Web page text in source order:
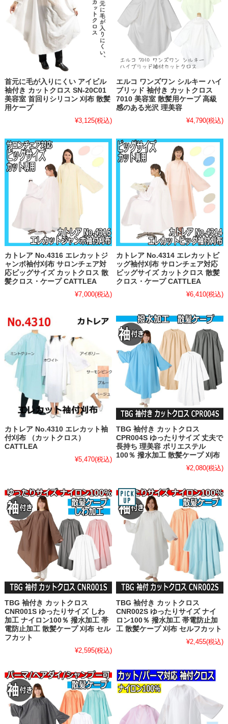
首元に毛が入りにくい アイビル
袖付き カットクロス SN-20C01
美容室 首回りシリコン 刈布 散髪
用ケープ
¥3,125(税込)
エルコ ワンズワン シルキー ハイ
ブリッド 袖付き カットクロス
7010 美容室 散髪用ケープ 高級
感のある光沢 理美容
¥4,790(税込)
カトレア No.4316 エレカットジ
ャンボ袖付刈布 サロンチェア対
応ビッグサイズ カットクロス 散
髪クロス・ケープ CATTLEA
¥7,000(税込)
カトレア No.4314 エレカットビ
ッグ袖付刈布 サロンチェア対応
ビッグサイズ カットクロス 散髪
クロス・ケープ CATTLEA
¥6,410(税込)
カトレア No.4310 エレカット袖
付刈布 （カットクロス）
CATTLEA
¥5,470(税込)
TBG 袖付き カットクロス
CPR004S ゆったりサイズ 丈夫で
長持ち 理美容 ポリエステル
100％ 撥水加工 散髪ケープ 刈布
¥2,080(税込)
TBG 袖付き カットクロス
CNR001S ゆったりサイズ しわ
加工 ナイロン100％ 撥水加工 帯
電防止加工 散髪ケープ 刈布 セル
フカット
¥2,595(税込)
TBG 袖付き カットクロス
CNR002S ゆったりサイズ ナイ
ロン100％ 撥水加工 帯電防止加
工 散髪ケープ 刈布 セルフカット
¥2,455(税込)